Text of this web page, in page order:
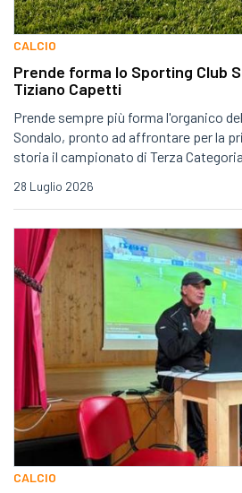
CALCIO
Prende forma lo Sporting Club
Tiziano Capetti
Prende sempre più forma l'organico
Sondalo, pronto ad affrontare per la
storia il campionato di Terza Categoria.
28 Luglio 2026
CALCIO